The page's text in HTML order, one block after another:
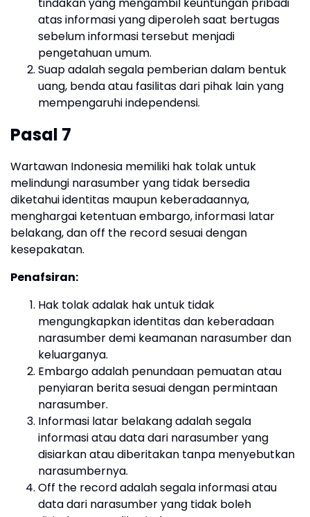
atas informasi yang diperoleh saat bertugas
sebelum informasi tersebut menjadi
pengetahuan umum.
Suap adalah segala pemberian dalam bentuk
uang, benda atau fasilitas dari pihak lain yang
mempengaruhi independensi.
Pasal 7
Wartawan Indonesia memiliki hak tolak untuk
melindungi narasumber yang tidak bersedia
diketahui identitas maupun keberadaannya,
menghargai ketentuan embargo, informasi latar
belakang, dan off the record sesuai dengan
kesepakatan.
Penafsiran:
Hak tolak adalak hak untuk tidak
mengungkapkan identitas dan keberadaan
narasumber demi keamanan narasumber dan
keluarganya.
Embargo adalah penundaan pemuatan atau
penyiaran berita sesuai dengan permintaan
narasumber.
Informasi latar belakang adalah segala
informasi atau data dari narasumber yang
disiarkan atau diberitakan tanpa menyebutkan
narasumbernya.
Off the record adalah segala informasi atau
data dari narasumber yang tidak boleh